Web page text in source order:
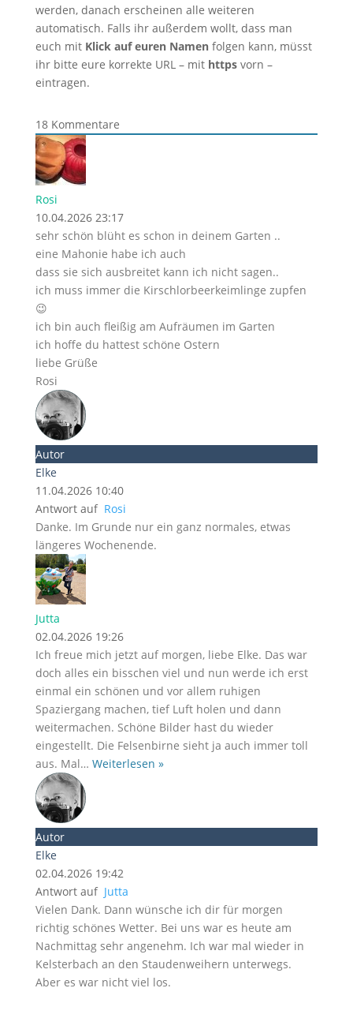
werden, danach erscheinen alle weiteren
automatisch. Falls ihr außerdem wollt, dass man
euch mit Klick auf euren Namenfolgen kann, müsst
ihr bitte eure korrekte URL – mit httpsvorn –
eintragen.
18Kommentare
Rosi
10.04.2026 23:17
sehr schön blüht es schon in deinem Garten ..
eine Mahonie habe ich auch
dass sie sich ausbreitet kann ich nicht sagen..
ich muss immer die Kirschlorbeerkeimlinge zupfen
😉
ich bin auch fleißig am Aufräumen im Garten
ich hoffe du hattest schöne Ostern
liebe Grüße
Rosi
Autor
Elke
11.04.2026 10:40
Antwort auf Rosi
Danke. Im Grunde nur ein ganz normales, etwas
längeres Wochenende.
Jutta
02.04.2026 19:26
Ich freue mich jetzt auf morgen, liebe Elke. Das war
doch alles ein bisschen viel und nun werde ich erst
einmal ein schönen und vor allem ruhigen
Spaziergang machen, tief Luft holen und dann
weitermachen. Schöne Bilder hast du wieder
eingestellt. Die Felsenbirne sieht ja auch immer toll
aus. Mal… Weiterlesen »
Autor
Elke
02.04.2026 19:42
Antwort auf Jutta
Vielen Dank. Dann wünsche ich dir für morgen
richtig schönes Wetter. Bei uns war es heute am
Nachmittag sehr angenehm. Ich war mal wieder in
Kelsterbach an den Staudenweihern unterwegs.
Aber es war nicht viel los.